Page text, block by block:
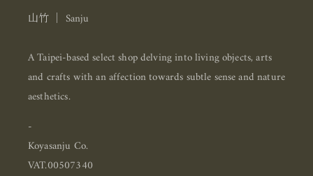
山竹 ｜ Sanju
A Taipei-based select shop delving into living objects, arts
and crafts with an affection towards subtle sense and nature
aesthetics.
-
Koyasanju Co.
VAT.00507340